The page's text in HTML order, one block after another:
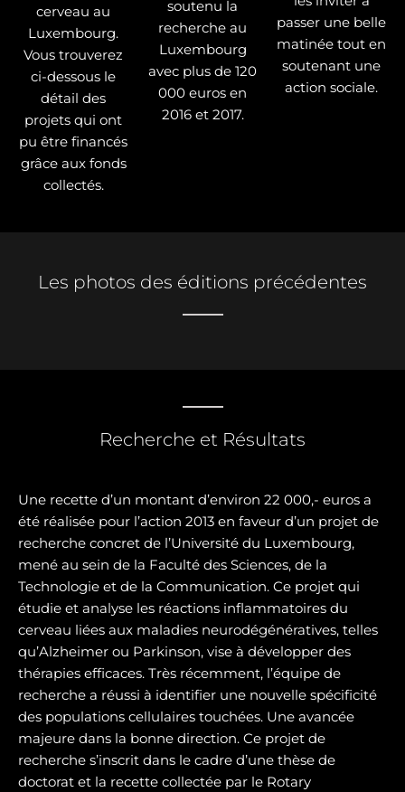
cerveau au
Luxembourg.
Vous trouverez
ci-dessous le
détail des
projets qui ont
pu être financés
grâce aux fonds
collectés.
soutenu la
recherche au
Luxembourg
avec plus de 120
000 euros en
2016 et 2017.
passer une belle
matinée tout en
soutenant une
action sociale.
Les photos des éditions précédentes
Recherche et Résultats
Une recette d’un montant d’environ 22 000,- euros a
été réalisée pour l’action 2013 en faveur d’un projet de
recherche concret de l’Université du Luxembourg,
mené au sein de la Faculté des Sciences, de la
Technologie et de la Communication. Ce projet qui
étudie et analyse les réactions inflammatoires du
cerveau liées aux maladies neurodégénératives, telles
qu’Alzheimer ou Parkinson, vise à développer des
thérapies efficaces. Très récemment, l’équipe de
recherche a réussi à identifier une nouvelle spécificité
des populations cellulaires touchées. Une avancée
majeure dans la bonne direction. Ce projet de
recherche s’inscrit dans le cadre d’une thèse de
doctorat et la recette collectée par le Rotary